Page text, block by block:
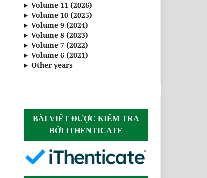
Volume 11 (2026)
Volume 10 (2025)
Volume 9 (2024)
Volume 8 (2023)
Volume 7 (2022)
Volume 6 (2021)
Other years
BÀI VIẾT ĐƯỢC KIỂM TRA
BỞI ITHENTICATE